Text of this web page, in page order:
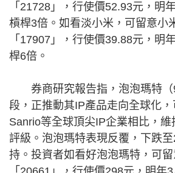
「21728」，行使價52.93元，明
槓桿3倍。如看淡小米，可留意小
「17907」，行使價39.88元，明
桿6倍。
券商研究報告指，泡泡瑪特（
段，正推動其IP產品走向全球化，
Sanrio等全球頂尖IP企業相比，
評級。泡泡瑪特表現反覆，下跌
持。投資者如看好泡泡瑪特，可